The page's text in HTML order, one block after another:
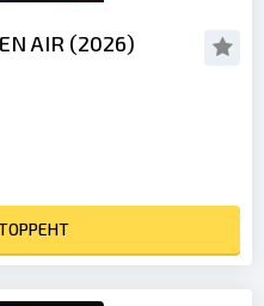
AIR (2026)